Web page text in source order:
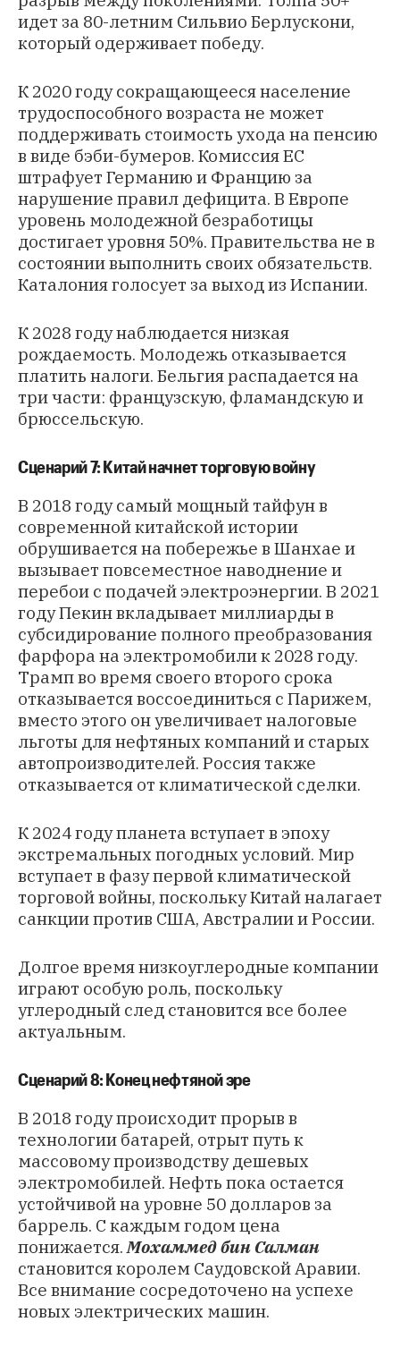
идет за 80-летним Сильвио Берлускони,
который одерживает победу.
К 2020 году сокращающееся население
трудоспособного возраста не может
поддерживать стоимость ухода на пенсию
в виде бэби-бумеров. Комиссия ЕС
штрафует Германию и Францию за
нарушение правил дефицита. В Европе
уровень молодежной безработицы
достигает уровня 50%. Правительства не в
состоянии выполнить своих обязательств.
Каталония голосует за выход из Испании.
К 2028 году наблюдается низкая
рождаемость. Молодежь отказывается
платить налоги. Бельгия распадается на
три части: французскую, фламандскую и
брюссельскую.
Сценарий 7: Китай начнет торговую войну
В 2018 году самый мощный тайфун в
современной китайской истории
обрушивается на побережье в Шанхае и
вызывает повсеместное наводнение и
перебои с подачей электроэнергии. В 2021
году Пекин вкладывает миллиарды в
субсидирование полного преобразования
фарфора на электромобили к 2028 году.
Трамп во время своего второго срока
отказывается воссоединиться с Парижем,
вместо этого он увеличивает налоговые
льготы для нефтяных компаний и старых
автопроизводителей. Россия также
отказывается от климатической сделки.
К 2024 году планета вступает в эпоху
экстремальных погодных условий. Мир
вступает в фазу первой климатической
торговой войны, поскольку Китай налагает
санкции против США, Австралии и России.
Долгое время низкоуглеродные компании
играют особую роль, поскольку
углеродный след становится все более
актуальным.
Сценарий 8: Конец нефтяной эре
В 2018 году происходит прорыв в
технологии батарей, отрыт путь к
массовому производству дешевых
электромобилей. Нефть пока остается
устойчивой на уровне 50 долларов за
баррель. С каждым годом цена
понижается.Мохаммед бин Салман
становится королем Саудовской Аравии.
Все внимание сосредоточено на успехе
новых электрических машин.